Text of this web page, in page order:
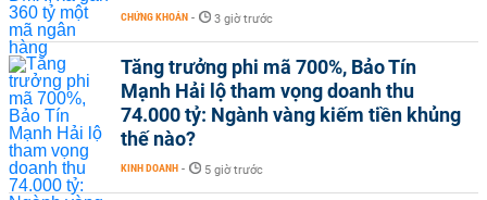
CHỨNG KHOÁN - 3 giờ trước
Tăng trưởng phi mã 700%, Bảo Tín
Mạnh Hải lộ tham vọng doanh thu
74.000 tỷ: Ngành vàng kiếm tiền khủng
thế nào?
KINH DOANH - 5 giờ trước